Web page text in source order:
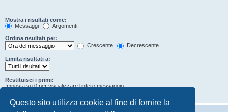
Questo sito utilizza cookie al fine di fornire la
Mostra i risultati come:
Messaggi
Argomenti
Ordina risultati per:
Crescente
Decrescente
Limita risultati a:
Restituisci i primi:
Imposta su 0 per visualizzare l’intero messaggio.